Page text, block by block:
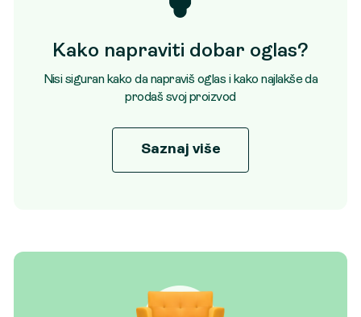
Kako napraviti dobar oglas?
Nisi siguran kako da napraviš oglas i kako najlakše da
prodaš svoj proizvod
Saznaj više